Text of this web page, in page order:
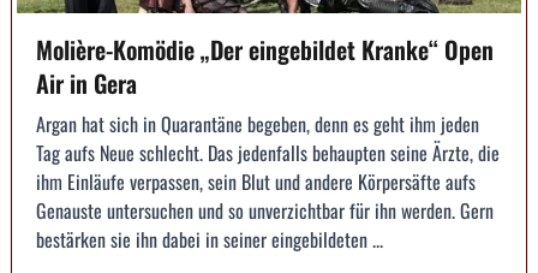
Molière-Komödie „Der eingebildet Kranke“ Open
Air in Gera
Argan hat sich in Quarantäne begeben, denn es geht ihm jeden
Tag aufs Neue schlecht. Das jedenfalls behaupten seine Ärzte, die
ihm Einläufe verpassen, sein Blut und andere Körpersäfte aufs
Genauste untersuchen und so unverzichtbar für ihn werden. Gern
bestärken sie ihn dabei in seiner eingebildeten ...